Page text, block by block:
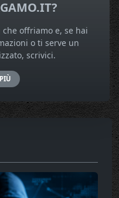
offriamo e, se hai
o ti serve un
scrivici.